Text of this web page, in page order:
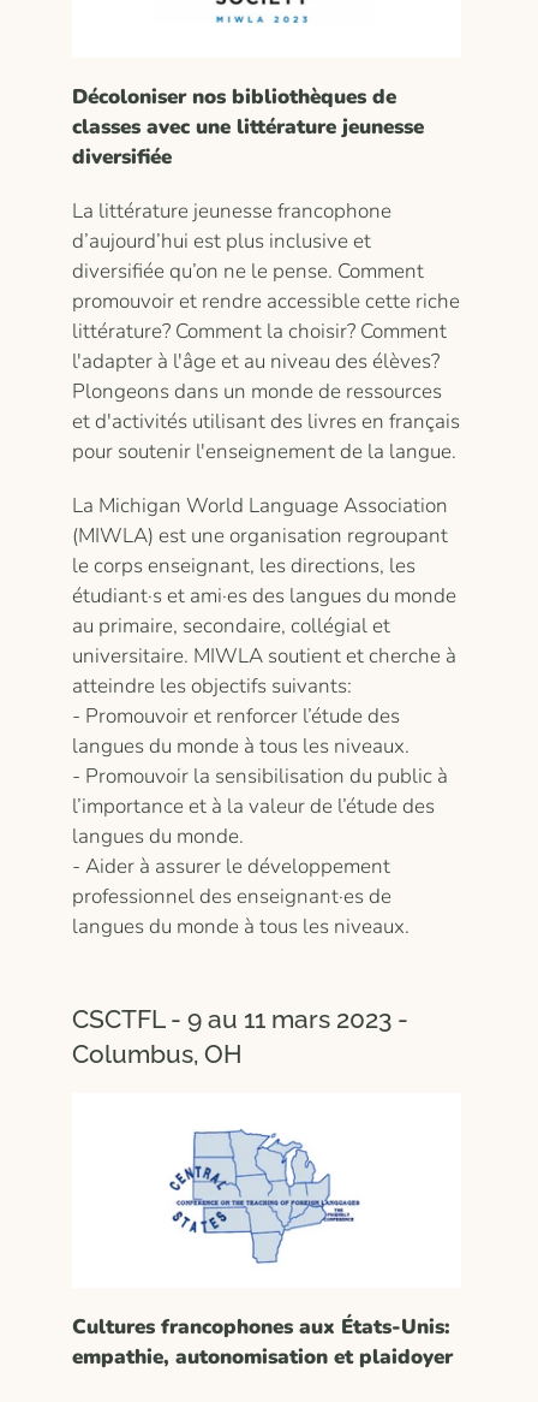
Décoloniser nos bibliothèques de
classes avec une littérature jeunesse
diversifiée
La littérature jeunesse francophone
d’aujourd’hui est plus inclusive et
diversifiée qu’on ne le pense. Comment
promouvoir et rendre accessible cette riche
littérature? Comment la choisir? Comment
l'adapter à l'âge et au niveau des élèves?
Plongeons dans un monde de ressources
et d'activités utilisant des livres en français
pour soutenir l'enseignement de la langue.
La Michigan World Language Association
(MIWLA) est une organisation regroupant
le corps enseignant, les directions, les
étudiant·s et ami·es des langues du monde
au primaire, secondaire, collégial et
universitaire. MIWLA soutient et cherche à
atteindre les objectifs suivants:
- Promouvoir et renforcer l’étude des
langues du monde à tous les niveaux.
- Promouvoir la sensibilisation du public à
l’importance et à la valeur de l’étude des
langues du monde.
- Aider à assurer le développement
professionnel des enseignant·es de
langues du monde à tous les niveaux.
CSCTFL - 9 au 11 mars 2023 -
Columbus, OH
Cultures francophones aux États-Unis:
empathie, autonomisation et plaidoyer